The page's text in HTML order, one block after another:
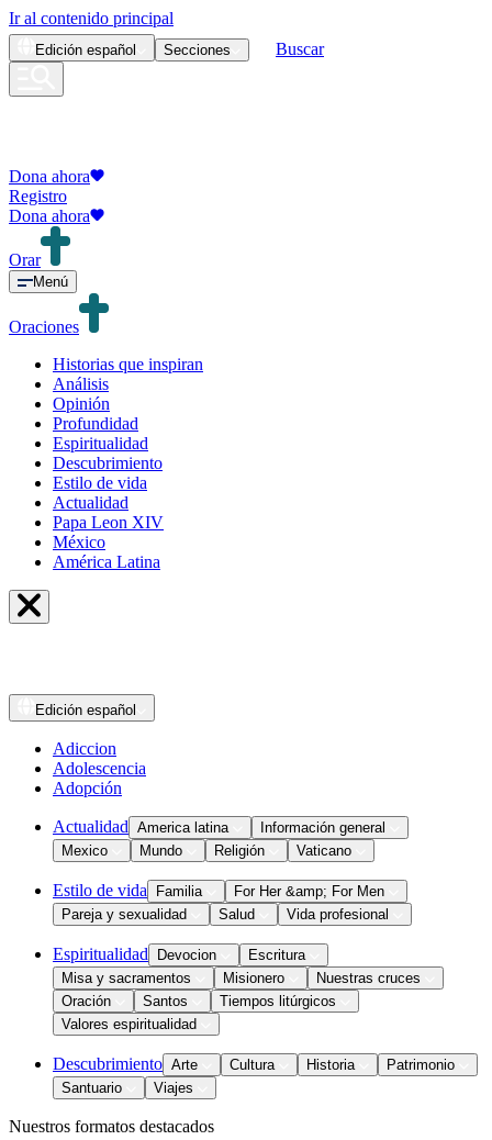
Ir al contenido principal
Edición español Secciones Buscar
Dona ahora
Registro
Dona ahora
Orar
Menú
Oraciones
Historias que inspiran
Análisis
Opinión
Profundidad
Espiritualidad
Descubrimiento
Estilo de vida
Actualidad
Papa Leon XIV
México
América Latina
Edición español
Adiccion
Adolescencia
Adopción
Actualidad America latina
Información general
Mexico
Mundo Religión Vaticano
Estilo de vida Familia
For Her &amp; For Men
Pareja y sexualidad
Salud Vida profesional
Espiritualidad Devocion
Escritura
Misa y sacramentos
Misionero
Nuestras cruces
Oración
Santos
Tiempos litúrgicos
Valores espiritualidad
Descubrimiento Arte Cultura Historia
Patrimonio
Santuario
Viajes
Nuestros formatos destacados